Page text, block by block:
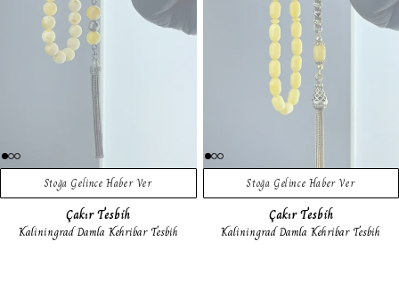
Stoğa Gelince Haber Ver
Çakır Tesbih
Kaliningrad Damla Kehribar Tesbih
Stoğa Gelince Haber Ver
Çakır Tesbih
Kaliningrad Damla Kehribar Tesbih